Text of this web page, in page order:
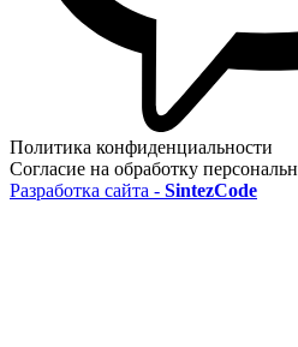
Политика конфиденциальности
Согласие на обработку
Разработка сайта - SintezCode